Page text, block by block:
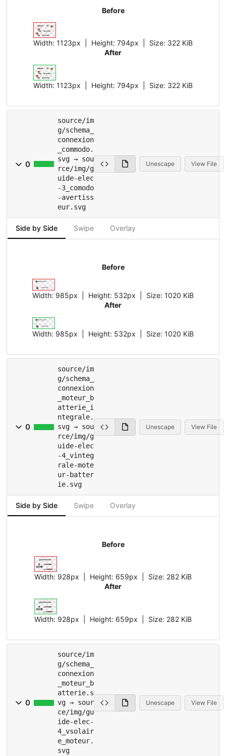
Before
Width: 1123px | Height: 794px Size: 322 KiB
After
Width: 1123px | Height: 794px Size: 322 KiB
0
source/im
g/schema_
connexion
_commodo.
svg → sou
rce/img/g
uide-elec
-3_comodo
-avertiss
eur.svg
Unescape View File
Side by Side Swipe Overlay
Before
Width: 985px | Height: 532px Size: 1020 KiB
After
Width: 985px | Height: 532px Size: 1020 KiB
0
source/im
g/schema_
connexion
_moteur_b
atterie_i
ntegrale.
svg → sou
rce/img/g
uide-elec
-4_vinteg
rale-mote
ur-batter
ie.svg
Unescape View File
Side by Side Swipe Overlay
Before
Width: 928px | Height: 659px Size: 282 KiB
After
Width: 928px | Height: 659px Size: 282 KiB
0
source/im
g/schema_
connexion
_moteur_b
atterie.s
vg → sour
ce/img/gu
ide-elec-
4_vsolair
e_moteur.
svg
Unescape View File